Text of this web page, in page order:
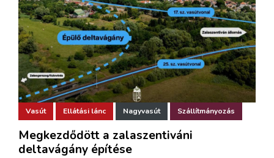
Vasút Ellátási lánc Nagyvasút Szállítmányozás
Megkezdődött a zalaszentiváni
deltavágány építése